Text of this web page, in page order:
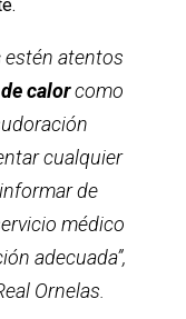
estén atentos
calorcomo
cualquier
de
médico
adecuada”,
Ornelas.